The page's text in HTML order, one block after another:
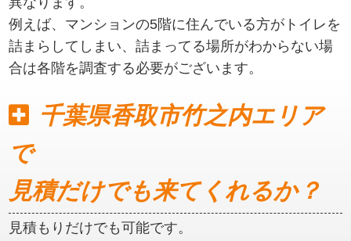
例えば、マンションの5階に住んでいる方がトイレを
詰まらしてしまい、詰まってる場所がわからない場
合は各階を調査する必要がございます。
千葉県香取市竹之内エリア
で
見積だけでも来てくれるか？
見積もりだけでも可能です。